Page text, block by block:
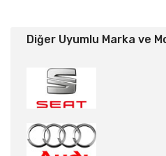
Diğer Uyumlu Marka ve